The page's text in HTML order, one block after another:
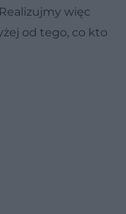
więc
od tego, co kto